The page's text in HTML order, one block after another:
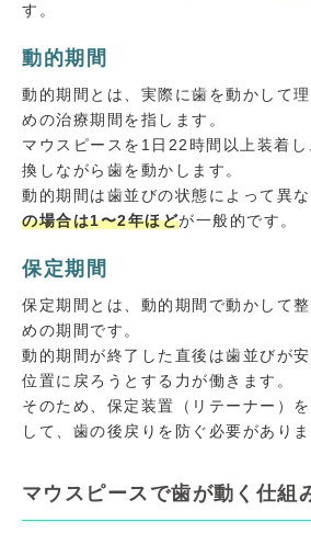
す。
動的期間
動的期間とは、実際に歯を動かして
めの治療期間を指します。
マウスピースを1日22時間以上装着
換しながら歯を動かします。
動的期間は歯並びの状態によって異な
の場合は1〜2年ほどが一般的です。
保定期間
保定期間とは、動的期間で動かして
めの期間です。
動的期間が終了した直後は歯並びが
位置に戻ろうとする力が働きます。
そのため、保定装置（リテーナー）
して、歯の後戻りを防ぐ必要がありま
マウスピースで歯が動く仕組